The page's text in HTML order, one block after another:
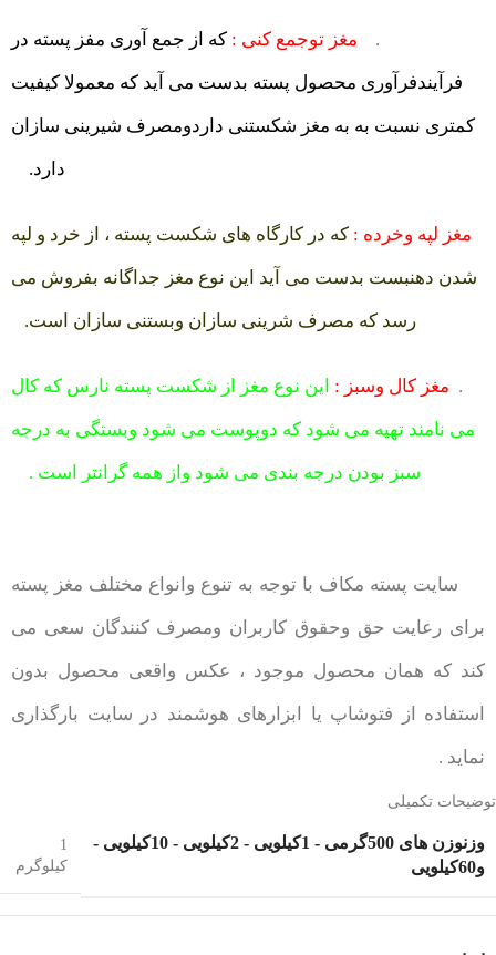
. مغز توجمع کنی : که از جمع آوری مفز پسته در
فرآیندفرآوری محصول پسته بدست می آید که معمولا کیفیت
کمتری نسبت به به مغز شکستنی داردومصرف شیرینی سازان
دارد.
مغز لپه وخرده : که در کارگاه های شکست پسته ، از خرد و لپه
شدن دهنبست بدست می آید این نوع مغز جداگانه بفروش می
رسد که مصرف شرینی سازان وبستنی سازان است.
. مغز کال وسبز : این نوع مغز از شکست پسته نارس که کال
می نامند تهیه می شود که دوپوست می شود وبستگی به درجه
سبز بودن درجه بندی می شود واز همه گرانتر است .
سایت پسته مکاف با توجه به تنوع وانواع مختلف مغز پسته
برای رعایت حق وحقوق کاربران ومصرف کنندگان سعی می
کند که همان محصول موجود ، عکس واقعی محصول بدون
استفاده از فتوشاپ یا ابزارهای هوشمند در سایت بارگذاری
نماید .
توضیحات تکمیلی
وزن
وزن های 500گرمی - 1کیلویی - 2کیلویی - 10کیلویی -
و60کیلویی
1
کیلوگرم